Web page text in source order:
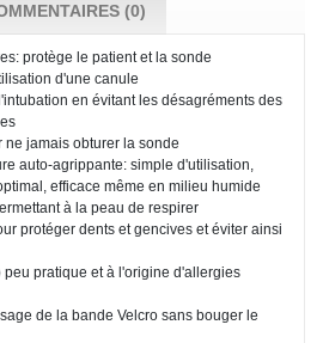
(0)
protège le patient et la sonde
d'une canule
en évitant les désagréments des
ne jamais obturer la sonde
auto-agrippante: simple d'utilisation,
efficace même en milieu humide
à la peau de respirer
protéger dents et gencives et éviter ainsi
peu pratique et à l'origine d'allergies
de la bande Velcro sans bouger le